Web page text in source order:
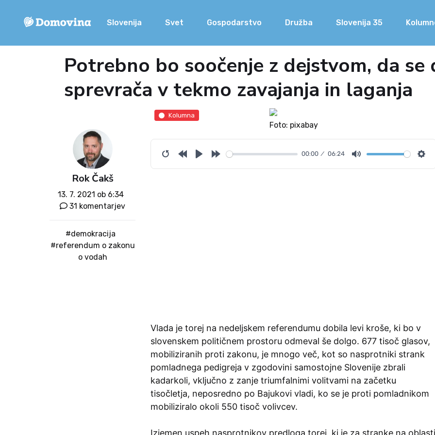
Slovenija Svet Gospodarstvo Družba Slovenija 35
Potrebno bo soočenje z dejstvom, da se
sprevrača v tekmo zavajanja in laganja
Rok Čakš
13. 7. 2021 ob 6:34
31 komentarjev
#demokracija
#referendum o zakonu
o vodah
Foto: pixabay
Kolumna
00:00 06:24
Vlada je torej na nedeljskem referendumu dobila levi kroše, ki bo v
slovenskem političnem prostoru odmeval še dolgo. 677 tisoč glasov,
mobiliziranih proti zakonu, je mnogo več, kot so nasprotniki strank
pomladnega pedigreja v zgodovini samostojne Slovenije zbrali
kadarkoli, vključno z zanje triumfalnimi volitvami na začetku
tisočletja, neposredno po Bajukovi vladi, ko se je proti pomladnikom
mobiliziralo okoli 550 tisoč volivcev.
Izjemen uspeh nasprotnikov predloga torej, ki je za stranke na oblasti